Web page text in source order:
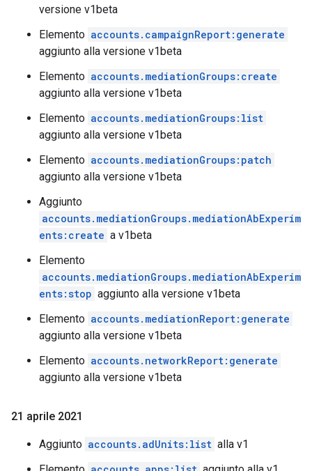
versione v1beta
Elemento accounts.campaignReport:generate
aggiunto alla versione v1beta
Elemento accounts.mediationGroups:create
aggiunto alla versione v1beta
Elemento accounts.mediationGroups:list
aggiunto alla versione v1beta
Elemento accounts.mediationGroups:patch
aggiunto alla versione v1beta
Aggiunto
accounts.mediationGroups.mediationAbExperim
ents:create a v1beta
Elemento
accounts.mediationGroups.mediationAbExperim
ents:stop aggiunto alla versione v1beta
Elemento accounts.mediationReport:generate
aggiunto alla versione v1beta
Elemento accounts.networkReport:generate
aggiunto alla versione v1beta
21 aprile 2021
Aggiunto accounts.adUnits:list alla v1